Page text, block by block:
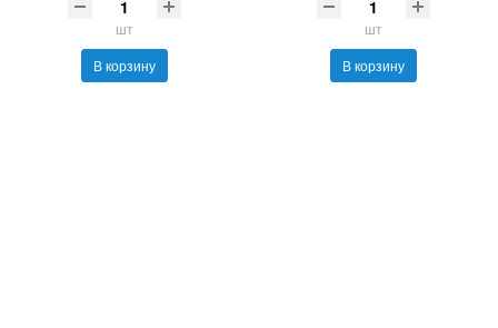
шт
В корзину
шт
В корзину